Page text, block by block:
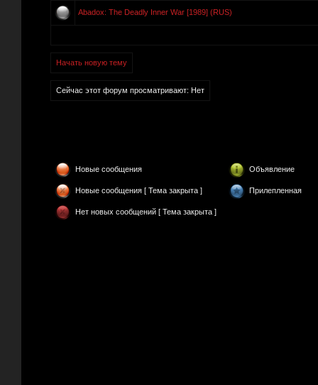
Abadox: The Deadly Inner War [1989] (RUS)
Начать новую тему
Сейчас этот форум просматривают: Нет
Новые сообщения Объявление
Новые сообщения [ Тема закрыта ] Прилепленная
Нет новых сообщений [ Тема закрыта ]